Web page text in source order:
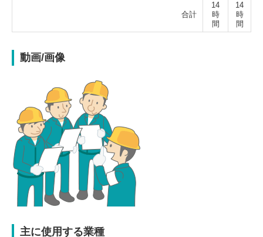
合計
14
時
間
14
時
間
動画/画像
主に使用する業種